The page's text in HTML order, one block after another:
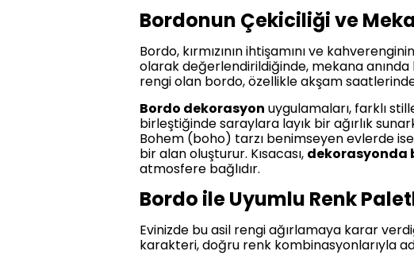
Bordonun Çekiciliği ve
Bordo, kırmızının ihtişamını ve
olarak değerlendirildiğinde, mekana anında
rengi olan bordo, özellikle akşam saatlerinde
Bordo dekorasyon uygulamaları, farklı
birleştiğinde saraylara layık bir ağırlık
Bohem (boho) tarzı benimseyen evlerde
bir alan oluşturur. Kısacası, dekorasyonda
atmosfere bağlıdır.
Bordo ile Uyumlu Renk
Evinizde bu asil rengi ağırlamaya karar
karakteri, doğru renk kombinasyonlarıyla